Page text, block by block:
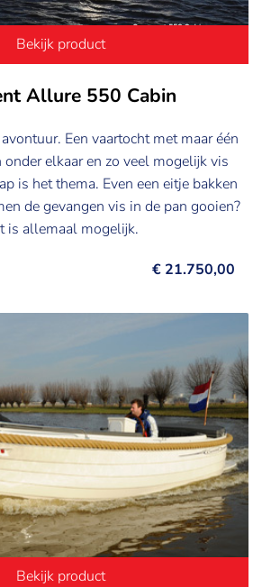
Bekijk product
Allure 550 Cabin
Een vaartocht met maar één
elkaar en zo veel mogelijk vis
is het thema. Even een eitje bakken
de gevangen vis in de pan gooien?
is allemaal mogelijk.
€ 21.750,00
Bekijk product